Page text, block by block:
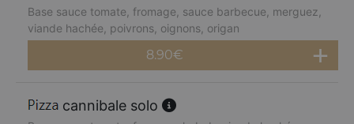
Base sauce tomate, fromage, sauce barbecue, merguez,
viande hachée, poivrons, oignons, origan
8.90€
cannibale solo